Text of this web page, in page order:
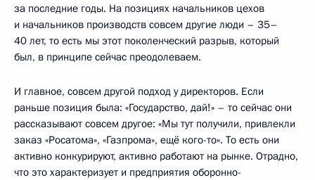
за последние годы. На позициях начальников цехов
и начальников производств совсем другие люди – 35–
40 лет, то есть мы этот поколенческий разрыв, который
был, в принципе сейчас преодолеваем.
И главное, совсем другой подход у директоров. Если
раньше позиция была: «Государство, дай!» – то сейчас они
рассказывают совсем другое: «Мы тут получили, привлекли
заказ «Росатома», «Газпрома», ещё кого-то». То есть они
активно конкурируют, активно работают на рынке. Отрадно,
что это характеризует и предприятия оборонно-